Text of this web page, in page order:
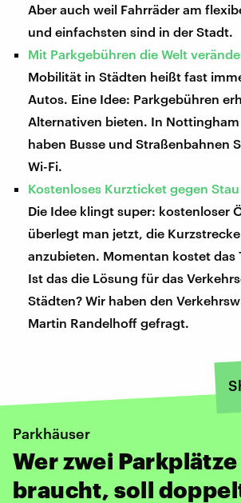
Aber auch weil Fahrräder am
und einfachsten sind in der Stadt.
Mit Parkgebühren die Welt
Mobilität in Städten heißt fast
Autos. Eine Idee: Parkgebühren
Alternativen bieten. In Nottingham
haben Busse und Straßenbahnen
Wi-Fi.
Kostenloses Kurzticket gegen
Die Idee klingt super: kostenloser
überlegt man jetzt, die
anzubieten. Momentan kostet das
Ist das die Lösung für das
Städten? Wir haben den
Martin Randelhoff gefragt.
Parkhäuser
Wer zwei Parkplätze
braucht, soll